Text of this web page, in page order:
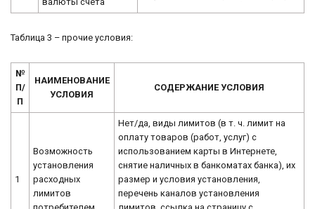
Таблица 3 – прочие условия:
№
П/
П
НАИМЕНОВАНИЕ
УСЛОВИЯ
СОДЕРЖАНИЕ УСЛОВИЯ
1
Возможность
установления
расходных
лимитов
Нет/да, виды лимитов (в т. ч. лимит на
оплату товаров (работ, услуг) с
использованием карты в Интернете,
снятие наличных в банкоматах банка), их
размер и условия установления,
перечень каналов установления